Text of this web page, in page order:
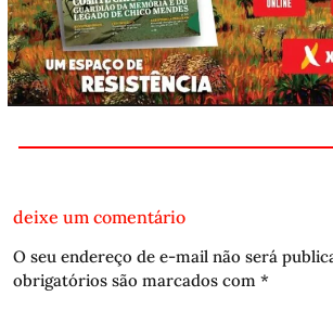
deixe um comentário
O seu endereço de e-mail não será
obrigatórios são marcados com *